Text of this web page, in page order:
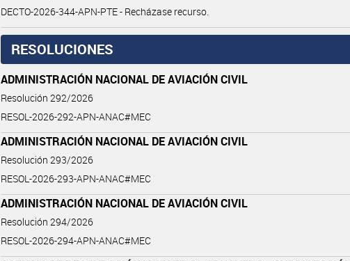
DECTO-2026-344-APN-PTE - Recházase recurso.
RESOLUCIONES
ADMINISTRACIÓN NACIONAL DE AVIACIÓN CIVIL
Resolución 292/2026
RESOL-2026-292-APN-ANAC#MEC
ADMINISTRACIÓN NACIONAL DE AVIACIÓN CIVIL
Resolución 293/2026
RESOL-2026-293-APN-ANAC#MEC
ADMINISTRACIÓN NACIONAL DE AVIACIÓN CIVIL
Resolución 294/2026
RESOL-2026-294-APN-ANAC#MEC